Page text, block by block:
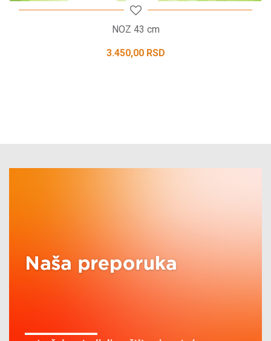
NOZ 43 cm
3.450,00 RSD